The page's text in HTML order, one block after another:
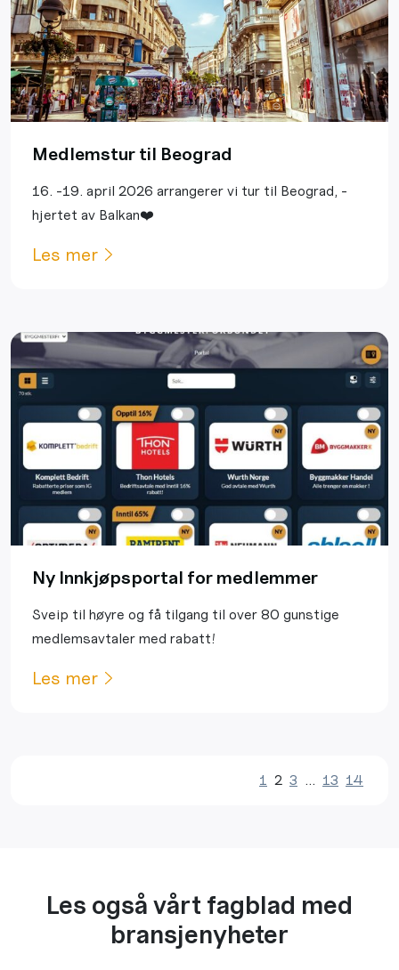
Medlemstur til Beograd
16. -19. april 2026 arrangerer vi tur til Beograd, -
hjertet av Balkan❤️
Les mer
Ny Innkjøpsportal for medlemmer
Sveip til høyre og få tilgang til over 80 gunstige
medlemsavtaler med rabatt!
Les mer
1 2 3 … 13 14
Les også vårt fagblad med
bransjenyheter